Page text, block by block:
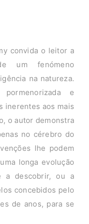
convida o leitor a
um fenómeno
na natureza.
e
inerentes aos mais
o autor demonstra
no cérebro do
lhe podem
longa evolução
a descobrir, ou a
concebidos pelo
de anos, para se